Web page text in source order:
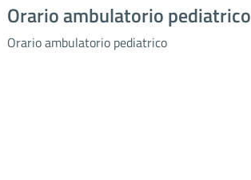
Orario ambulatorio pediatrico
Orario ambulatorio pediatrico